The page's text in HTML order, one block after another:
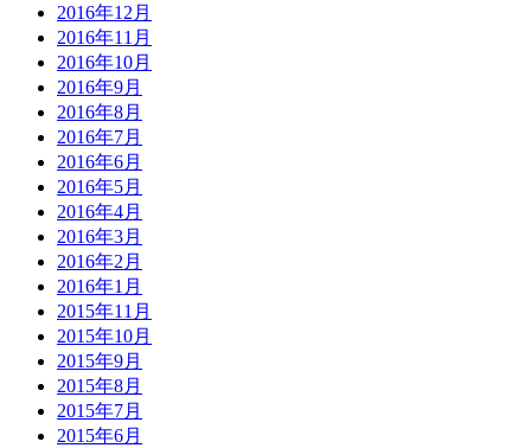
2016年12月
2016年11月
2016年10月
2016年9月
2016年8月
2016年7月
2016年6月
2016年5月
2016年4月
2016年3月
2016年2月
2016年1月
2015年11月
2015年10月
2015年9月
2015年8月
2015年7月
2015年6月